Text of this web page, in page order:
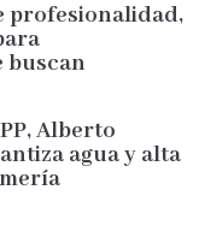
profesionalidad,
buscan
Alberto
agua y alta